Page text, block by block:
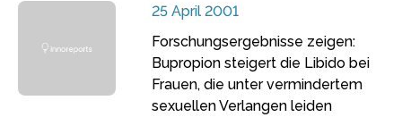
25 April 2001
Forschungsergebnisse zeigen:
Bupropion steigert die Libido bei
Frauen, die unter vermindertem
sexuellen Verlangen leiden